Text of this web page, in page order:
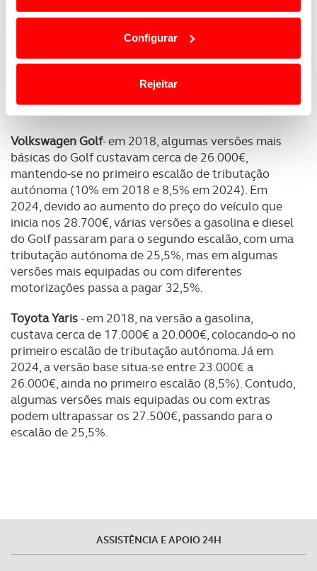
Em alguns casos, a utilização destas tecnologias
termos e a todo o tempo as suas preferências e limitando
o acesso a informações durante a navegação no
funcionalidades de redes sociais, bem como para
analisar dados de navegação no nosso website.
Adicionalmente partilhamos informação, relativa à sua
utilização do nosso site de publicidade e de análise, com
parceiros e organizações na UE e em países terceiros.
O ACP garantirá que as transferências internacionais de
dados pessoais serão realizadas apenas com o seu
consentimento e quando tal se afigure estritamente
necessário no contexto dos serviços a prestar.
Realçamos que o bloqueio de certo tipo de Cookies e
tecnologias similares pode ter impacto na sua
experiência de navegação no Website e nos serviços
disponibilizados.
Consulte a política de cookies do site.
Configurar
Rejeitar
Para se perceber melhor, eis alguns exemplos
concretos de passagem do 1º para o 2º escalão:
Renault Mégane Sport Tourer 1.3 Tce Zen- 23540€
em 2018 e em 2024 o modelo equivalente também
a gasolina inicia nos 34140€, estando no limiar do
Volkswagen Golf- em 2018, algumas versões mais
básicas do Golf custavam cerca de 26.000€,
mantendo-se no primeiro escalão de tributação
autónoma (10% em 2018 e 8,5% em 2024). Em
2024, devido ao aumento do preço do veículo que
inicia nos 28.700€, várias versões a gasolina e diesel
do Golf passaram para o segundo escalão, com uma
tributação autónoma de 25,5%, mas em algumas
versões mais equipadas ou com diferentes
motorizações passa a pagar 32,5%.
Toyota Yaris- em 2018, na versão a gasolina,
custava cerca de 17.000€ a 20.000€, colocando-o no
primeiro escalão de tributação autónoma. Já em
2024, a versão base situa-se entre 23.000€ a
26.000€, ainda no primeiro escalão (8,5%). Contudo,
algumas versões mais equipadas ou com extras
podem ultrapassar os 27.500€, passando para o
escalão de 25,5%.
ASSISTÊNCIA E APOIO 24H